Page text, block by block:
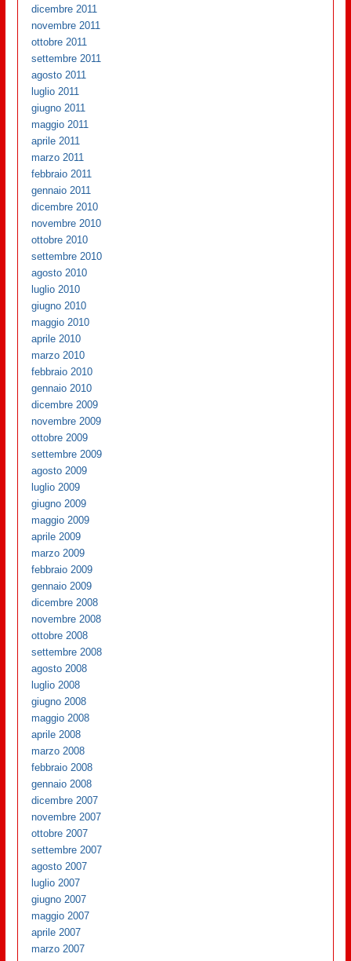
dicembre 2011
novembre 2011
ottobre 2011
settembre 2011
agosto 2011
luglio 2011
giugno 2011
maggio 2011
aprile 2011
marzo 2011
febbraio 2011
gennaio 2011
dicembre 2010
novembre 2010
ottobre 2010
settembre 2010
agosto 2010
luglio 2010
giugno 2010
maggio 2010
aprile 2010
marzo 2010
febbraio 2010
gennaio 2010
dicembre 2009
novembre 2009
ottobre 2009
settembre 2009
agosto 2009
luglio 2009
giugno 2009
maggio 2009
aprile 2009
marzo 2009
febbraio 2009
gennaio 2009
dicembre 2008
novembre 2008
ottobre 2008
settembre 2008
agosto 2008
luglio 2008
giugno 2008
maggio 2008
aprile 2008
marzo 2008
febbraio 2008
gennaio 2008
dicembre 2007
novembre 2007
ottobre 2007
settembre 2007
agosto 2007
luglio 2007
giugno 2007
maggio 2007
aprile 2007
marzo 2007